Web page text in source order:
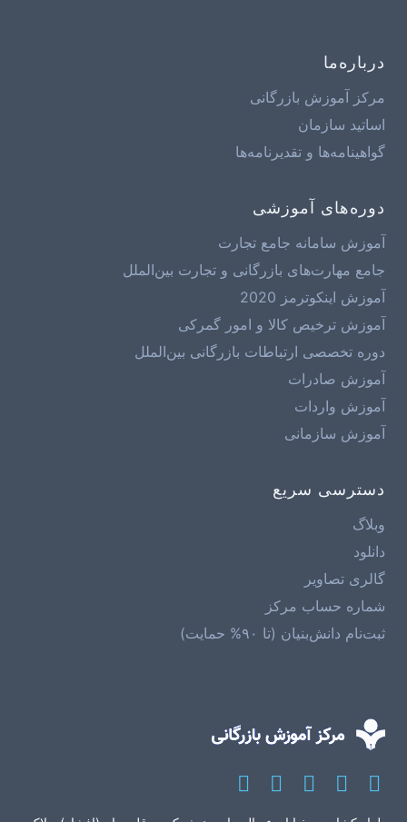
درباره‌ما
مرکز آموزش بازرگانی
اساتید سازمان
گواهینامه‌ها و تقدیرنامه‌ها
دوره‌های آموزشی
آموزش سامانه جامع تجارت
جامع مهارت‌های بازرگانی و تجارت بین‌الملل
آموزش اینکوترمز 2020
آموزش ترخیص کالا و امور گمرکی
دوره تخصصی ارتباطات بازرگانی بین‌الملل
آموزش صادرات
آموزش واردات
آموزش سازمانی
دسترسی سریع
وبلاگ
دانلود
گالری تصاویر
شماره حساب مرکز
ثبت‌نام دانش‌بنیان (تا ۹۰% حمایت)